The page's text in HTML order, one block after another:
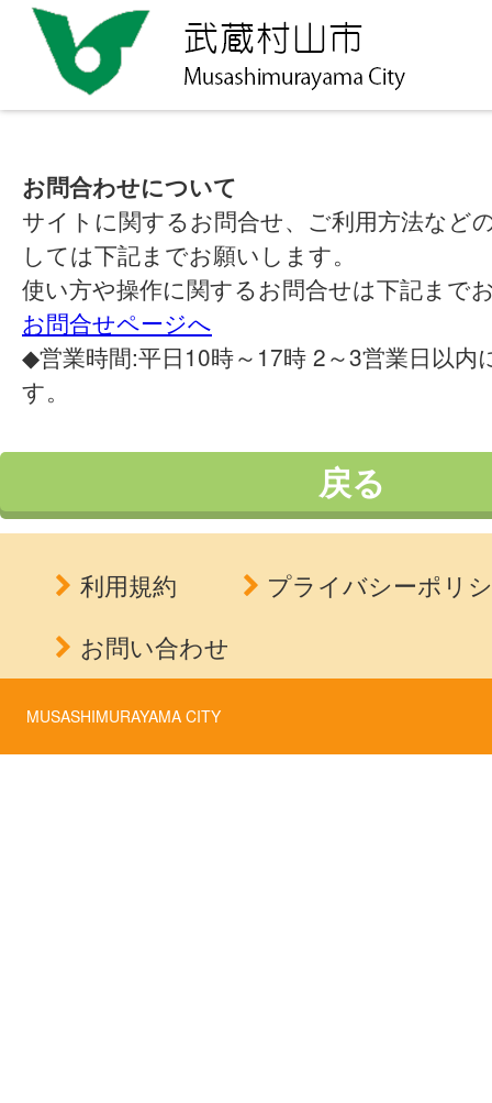
お問合わせについて
サイトに関するお問合せ、ご利用方法など
しては下記までお願いします。
使い方や操作に関するお問合せは下記まで
お問合せページへ
◆営業時間:平日10時～17時 2～3営業日以内
す。
戻る
利用規約
プライバシーポリ
お問い合わせ
MUSASHIMURAYAMA CITY